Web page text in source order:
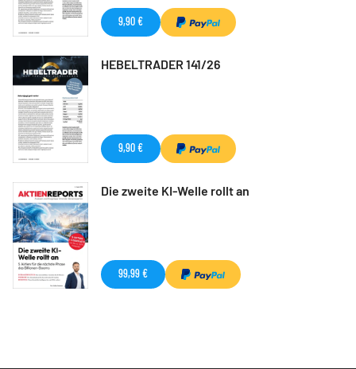
9,90 €
HEBELTRADER 141/26
9,90 €
Die zweite KI-Welle rollt an
99,99 €